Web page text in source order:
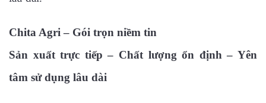
Chita Agri – Gói trọn niềm tin
Sản xuất trực tiếp – Chất lượng ổn định – Yên
tâm sử dụng lâu dài